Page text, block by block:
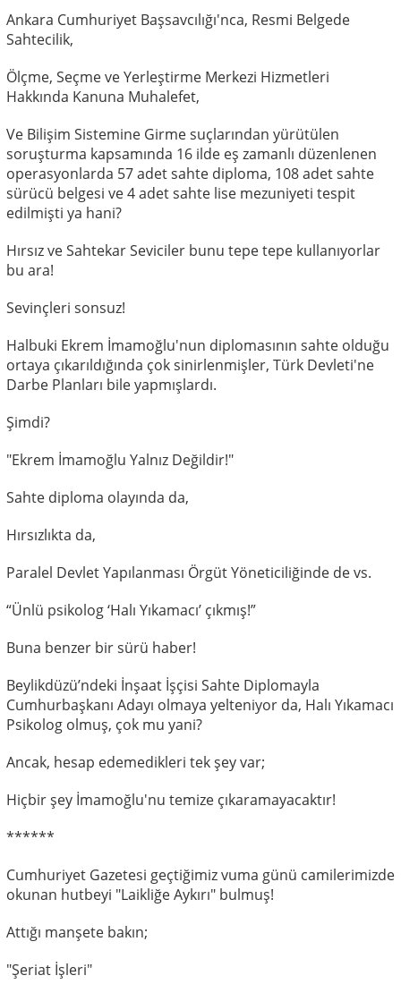
Ankara Cumhuriyet Başsavcılığı'nca, Resmi Belgede
Sahtecilik,
Ölçme, Seçme ve Yerleştirme Merkezi Hizmetleri
Hakkında Kanuna Muhalefet,
Ve Bilişim Sistemine Girme suçlarından yürütülen
soruşturma kapsamında 16 ilde eş zamanlı düzenlenen
operasyonlarda 57 adet sahte diploma, 108 adet sahte
sürücü belgesi ve 4 adet sahte lise mezuniyeti tespit
edilmişti ya hani?
Hırsız ve Sahtekar Seviciler bunu tepe tepe kullanıyorlar
bu ara!
Sevinçleri sonsuz!
Halbuki Ekrem İmamoğlu'nun diplomasının sahte olduğu
ortaya çıkarıldığında çok sinirlenmişler, Türk Devleti'ne
Darbe Planları bile yapmışlardı.
Şimdi?
"Ekrem İmamoğlu Yalnız Değildir!"
Sahte diploma olayında da,
Hırsızlıkta da,
Paralel Devlet Yapılanması Örgüt Yöneticiliğinde de vs.
“Ünlü psikolog ‘Halı Yıkamacı’ çıkmış!”
Buna benzer bir sürü haber!
Beylikdüzü’ndeki İnşaat İşçisi Sahte Diplomayla
Cumhurbaşkanı Adayı olmaya yelteniyor da, Halı Yıkamacı
Psikolog olmuş, çok mu yani?
Ancak, hesap edemedikleri tek şey var;
Hiçbir şey İmamoğlu'nu temize çıkaramayacaktır!
******
Cumhuriyet Gazetesi geçtiğimiz vuma günü camilerimizde
okunan hutbeyi "Laikliğe Aykırı" bulmuş!
Attığı manşete bakın;
"Şeriat İşleri"